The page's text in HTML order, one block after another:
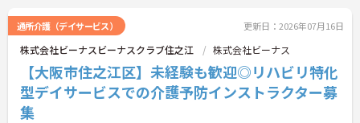
できます
・2011年設立以来ほぼ毎年新拠点を開設し、2025
年には合併によってさらに規模を拡大しており、成
長途上の組織で自身も成長を実感できるフェーズに
あります
通所介護（デイサービス） 更新日：2026年07月16日
株式会社ビーナスビーナスクラブ住之江 株式会社ビーナス
【大阪市住之江区】未経験も歓迎◎リハビリ特化
型デイサービスでの介護予防インストラクター募
集